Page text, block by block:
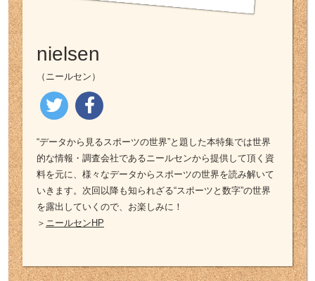
nielsen
（ニールセン）
“データから見るスポーツの世界”と題した本特集では世界
的な情報・調査会社であるニールセンから提供して頂く資
料を元に、様々なデータからスポーツの世界を読み解いて
いきます。次回以降も知られざる“スポーツと数字”の世界
を露出していくので、お楽しみに！
＞ ニールセンHP